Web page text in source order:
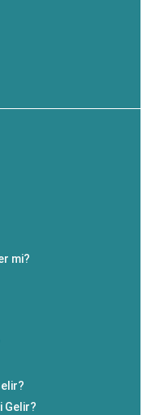
mi?
Gelir?